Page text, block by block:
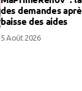
des demandes
baisse des aides
5 Août 2026